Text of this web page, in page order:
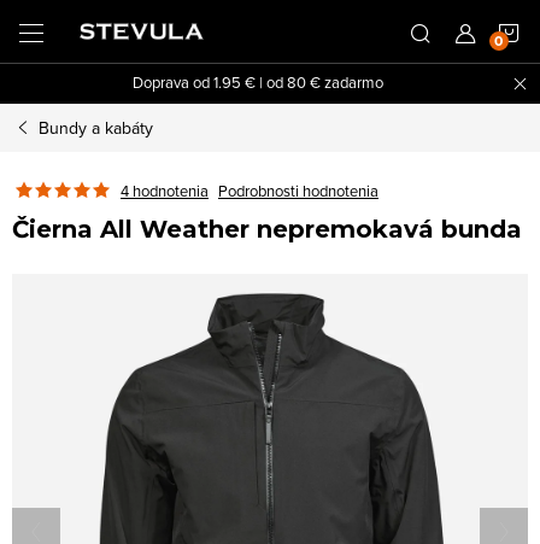
obsah
Doprava od 1.95 € | od 80 € zadarmo
Bundy a kabáty
4 hodnotenia Podrobnosti hodnotenia
Čierna All Weather nepremokavá bunda